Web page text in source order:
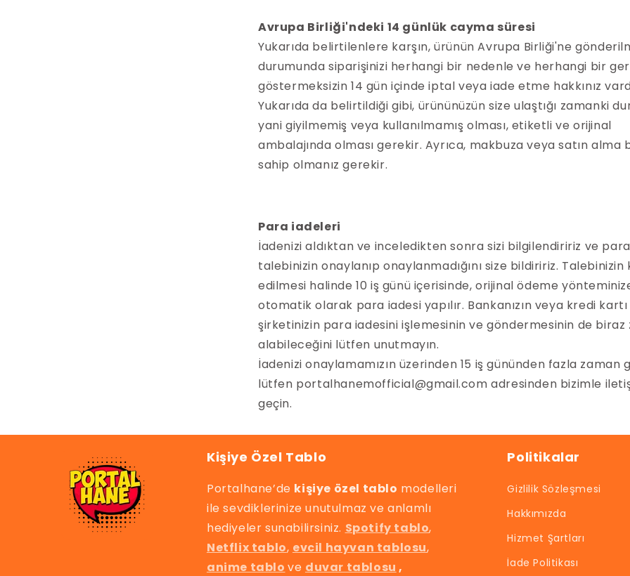
Avrupa Birliği'ndeki 14 günlük cayma süresi
Yukarıda belirtilenlere karşın, ürünün Avrupa Birliği'ne
durumunda siparişinizi herhangi bir nedenle ve herhangi bir
göstermeksizin 14 gün içinde iptal veya iade etme hakkınız
Yukarıda da belirtildiği gibi, ürününüzün size ulaştığı zamanki
yani giyilmemiş veya kullanılmamış olması, etiketli ve orijinal
ambalajında olması gerekir. Ayrıca, makbuza veya satın alma
sahip olmanız gerekir.
Para iadeleri
İadenizi aldıktan ve inceledikten sonra sizi bilgilendiririz ve
talebinizin onaylanıp onaylanmadığını size bildiririz. Talebinizin
edilmesi halinde 10 iş günü içerisinde, orijinal ödeme
otomatik olarak para iadesi yapılır. Bankanızın veya kredi kartı
şirketinizin para iadesini işlemesinin ve göndermesinin de biraz
alabileceğini lütfen unutmayın.
İadenizi onaylamamızın üzerinden 15 iş gününden fazla zaman
lütfen portalhanemofficial@gmail.com adresinden bizimle
geçin.
Kişiye Özel Tablo
Portalhane’de kişiye özel tablo modelleri
ile sevdiklerinize unutulmaz ve anlamlı
hediyeler sunabilirsiniz. Spotify tablo,
Netflix tablo, evcil hayvan tablosu,
anime tablo ve duvar tablosu ,
Politikalar
Gizlilik Sözleşmesi
Hakkımızda
Hizmet Şartları
İade Politikası